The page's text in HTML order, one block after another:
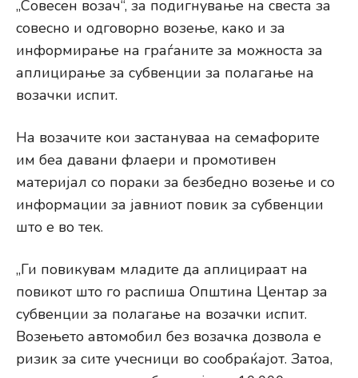
„Совесен возач“, за подигнување на свеста за
совесно и одговорно возење, како и за
информирање на граѓаните за можноста за
аплицирање за субвенции за полагање на
возачки испит.
На возачите кои застануваа на семафорите
им беа давани флаери и промотивен
материјал со пораки за безбедно возење и со
информации за јавниот повик за субвенции
што е во тек.
„Ги повикувам младите да аплицираат на
повикот што го распиша Општина Центар за
субвенции за полагање на возачки испит.
Возењето автомобил без возачка дозвола е
ризик за сите учесници во сообраќајот. Затоа,